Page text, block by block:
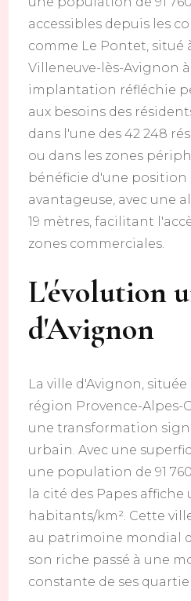
accessibles depuis les
comme Le Pontet, situé
Villeneuve-lès-Avignon
implantation réfléchie
aux besoins des
dans l'une des 42 248
ou dans les zones
bénéficie d'une
avantageuse, avec une
19 mètres, facilitant
zones commerciales.
L'évolution
d'Avignon
La ville d'Avignon,
région Provence-Alpes-
une transformation
urbain. Avec une
une population de 91
la cité des Papes affiche
habitants/km². Cette
au patrimoine mondial
son riche passé à une
constante de ses